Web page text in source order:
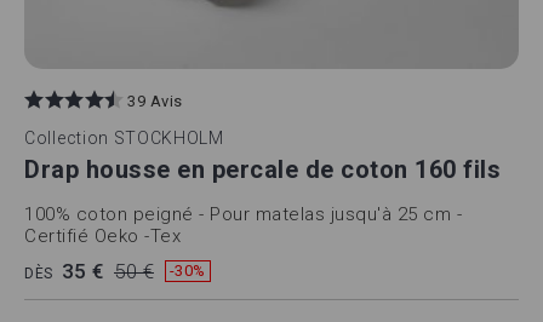
39 Avis
Collection STOCKHOLM
Drap housse en percale de coton 160 fils
100% coton peigné - Pour matelas jusqu'à 25 cm -
Certifié Oeko -Tex
DÈS 35 € 50 € -30%